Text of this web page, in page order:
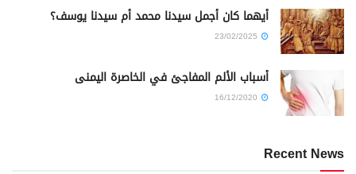
أيهما كان أجمل سيدنا محمد أم سيدنا يوسف؟
أسباب الألم المفاجئ في الخاصرة اليمنى
Recent News